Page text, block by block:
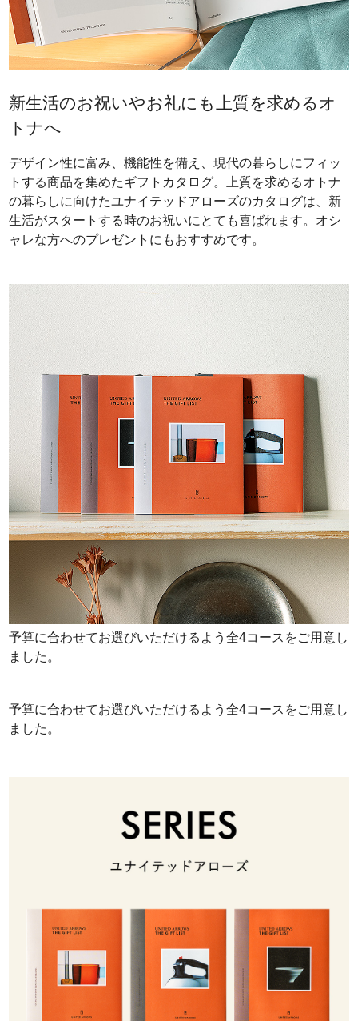
新生活のお祝いやお礼にも上質を求めるオ
トナへ
デザイン性に富み、機能性を備え、現代の暮らしにフィッ
トする商品を集めたギフトカタログ。上質を求めるオトナ
の暮らしに向けたユナイテッドアローズのカタログは、新
生活がスタートする時のお祝いにとても喜ばれます。オシ
ャレな方へのプレゼントにもおすすめです。
予算に合わせてお選びいただけるよう全4コースをご用意し
ました。
予算に合わせてお選びいただけるよう全4コースをご用意し
ました。